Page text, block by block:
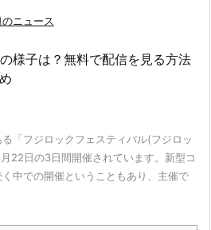
ニュース
様子は？無料で配信を見る方法
「フジロックフェスティバル(フジロッ
22日の3日間開催されています。新型コ
中での開催ということもあり、主催で